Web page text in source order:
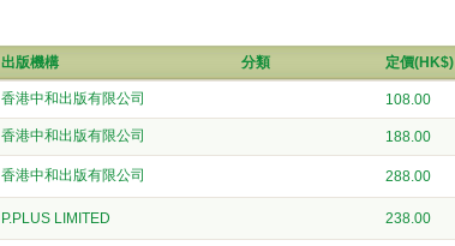
出版機構 分類 定價(HK$)
香港中和出版有限公司 108.00
香港中和出版有限公司 188.00
香港中和出版有限公司 288.00
P.PLUS LIMITED 238.00